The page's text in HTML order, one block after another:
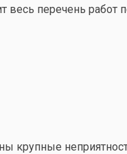
весь перечень работ
крупные